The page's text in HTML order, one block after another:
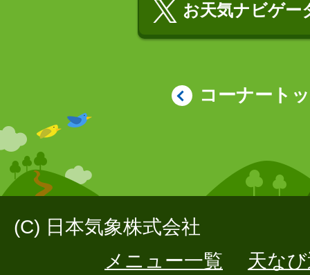
お天気ナビゲー
コーナート
(C) 日本気象株式会社
メニュー一覧
天な